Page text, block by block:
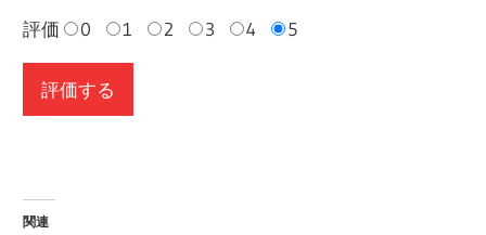
評価 0 1 2 3 4 5
関連